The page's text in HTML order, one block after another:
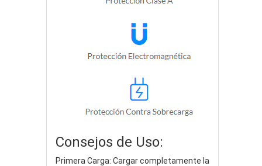
Consejos de Uso:
Primera Carga: Cargar completamente la